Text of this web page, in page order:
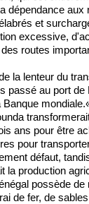
dépendance
et
excessive,
routes
la lenteur du
passé au port
mondiale.
ans pour être
pour
défaut,
la production
possède
de fer, de